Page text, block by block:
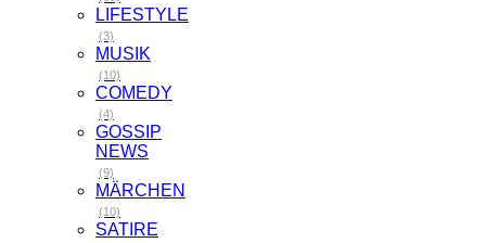
LIFESTYLE
(3)
MUSIK
(10)
COMEDY
(4)
GOSSIP
NEWS
(9)
MÄRCHEN
(10)
SATIRE